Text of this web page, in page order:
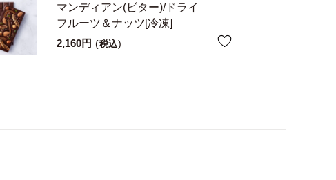
マンディアン(ビター)/ドライ
フルーツ＆ナッツ[冷凍]
2,160
税込